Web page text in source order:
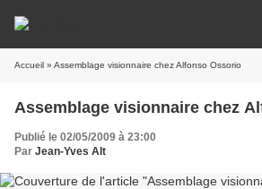
Accueil » Assemblage visionnaire chez Alfonso Ossorio
Assemblage visionnaire chez
Publié le 02/05/2009 à 23:00
Par Jean-Yves Alt